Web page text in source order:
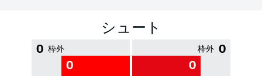
シュート
0 枠外
0
0
枠外
0